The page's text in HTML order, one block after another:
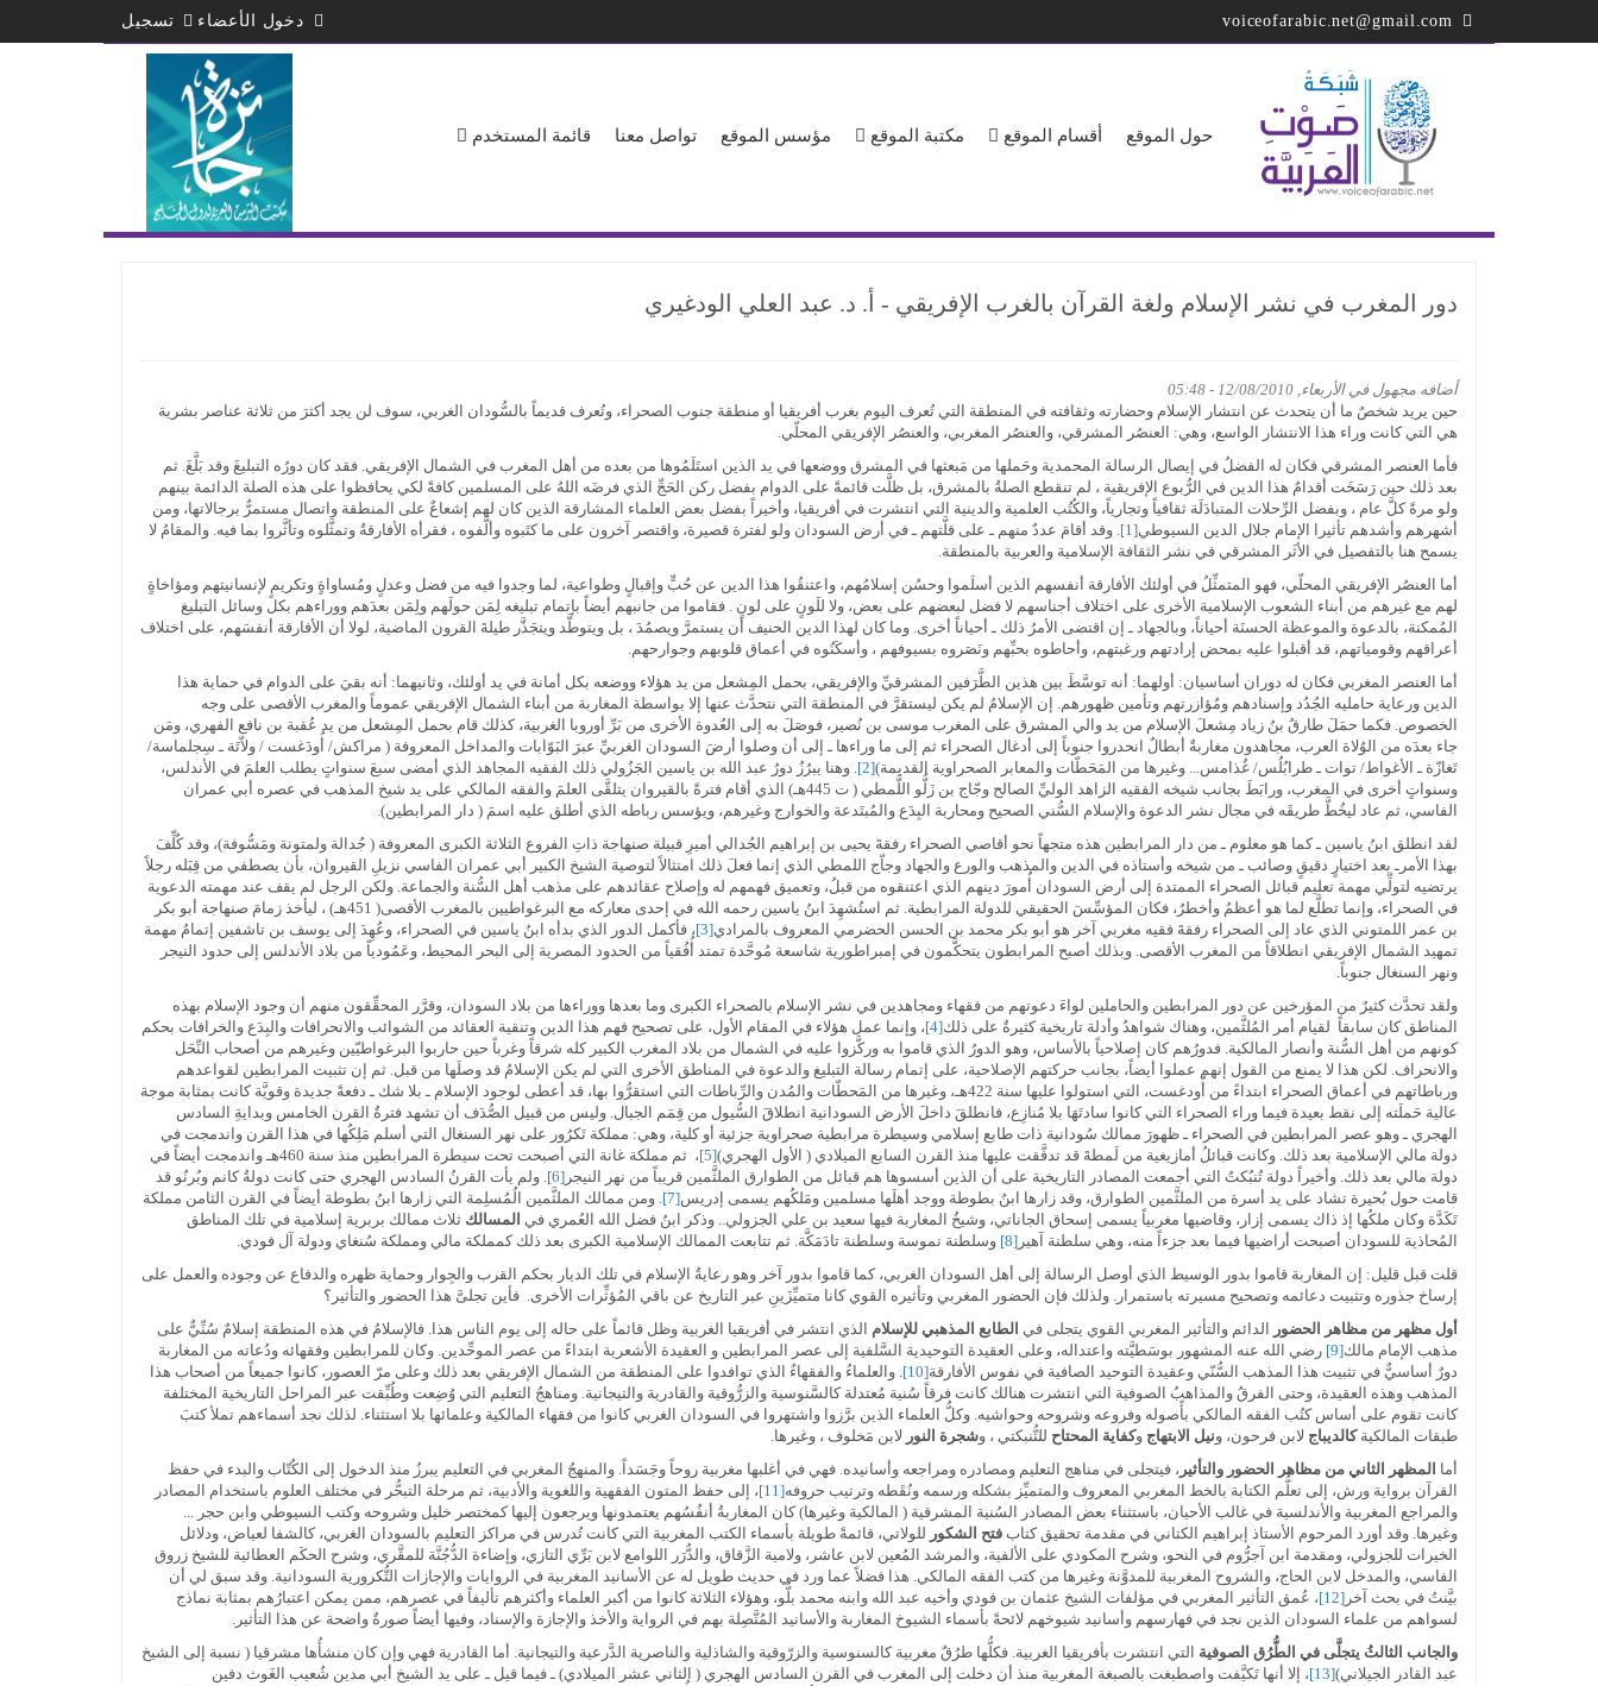
دخول الأعضاء تسجيل
حول الموقع أقسام الموقع مكتبة الموقع مؤسس الموقع تواصل معنا قائمة المستخدم
دور المغرب في نشر الإسلام ولغة القرآن بالغرب الإفريقي - أ. د. عبد العلي الودغيري
أضافه مجهول في الأربعاء, 12/08/2010 - 05:48
حين يريد شخصٌ ما أن يتحدث عن انتشار الإسلام وحضارته وثقافته في المنطقة التي تُعرف اليوم بغرب أفريقيا أو منطقة جنوب الصحراء، وتُعرف قديماً بالسُّودان الغربي، سوف لن يجد أكثرَ من ثلاثة عناصر بشرية
هي التي كانت وراء هذا الانتشار الواسع، وهي: العنصُر المشرقي، والعنصُر المغربي، والعنصُر الإفريقي المحلّي.
فأما العنصر المشرقي فكان له الفضلُ في إيصال الرسالة المحمدية وحَملها من مَبعثها في المشرق ووضعها في يد الذين استَلَمُوها من بعده من أهل المغرب في الشمال الإفريقي. فقد كان دورُه التبليغَ وقد بَلَّغَ. ثم
بعد ذلك حين رَسَخَت أقدامُ هذا الدين في الرُّبوع الإفريقية ، لم تنقطع الصلةُ بالمشرق، بل ظلَّت قائمةً على الدوام بفضل ركن الحَجِّ الذي فرضَه اللهُ على المسلمين كافةً لكي يحافظوا على هذه الصلة الدائمة بينهم
ولو مرةً كلَّ عام ، وبفضل الرِّحلات المتبادَلَة ثقافياً وتجارياً، والكُتُب العلمية والدينية التي انتشرت في أفريقيا، وأخيراً بفضل بعض العلماء المشارقة الذين كان لهم إشعاعٌ على المنطقة واتصال مستمرٌّ برجالاتها، ومن
أشهرهم وأشدهم تأثيرا الإمام جلال الدين السيوطي[1]
. وقد أقامَ عددٌ منهم ـ على قلَّتهم ـ في أرض السودان ولو لفترة قصيرة، واقتصر آخرون على ما كتَبوه وألَّفوه ، فقرأه الأفارقةُ وتمثَّلوه وتأثَّروا بما فيه. والمقامُ لا
يسمح هنا بالتفصيل في الأثَر المشرقي في نشر الثقافة الإسلامية والعربية بالمنطقة.
أما العنصُر الإفريقي المحلّي، فهو المتمثِّلُ في أولئك الأفارقة أنفسهم الذين أسلَموا وحسُن إسلامُهم، واعتنقُوا هذا الدين عن حُبٍّ وإقبالٍ وطواعية، لما وجدوا فيه من فضل وعدلٍ ومُساواةٍ وتكريمٍ لإنسانيتهم ومؤاخاةٍ
لهم مع غيرهم من أبناء الشعوب الإسلامية الأخرى على اختلاف أجناسهم لا فضل لبعضهم على بعض، ولا للَونٍ على لونٍ . فقاموا من جانبهم أيضاً بإتمام تبليغه لِمَن حولَهم ولِمَن بعدَهم ووراءهم بكل وسائل التبليغ
المُمكنة، بالدعوة والموعظة الحسنَة أحياناً، وبالجهاد ـ إن اقتضى الأمرُ ذلك ـ أحياناً أخرى. وما كان لهذا الدين الحنيف أن يستمرَّ ويصمُدَ ، بل ويتوطَّد ويتجَذَّر طيلةَ القرون الماضية، لولا أن الأفارقة أنفسَهم، على اختلاف
أعراقهم وقومياتهم، قد أقبلوا عليه بمحض إرادتهم ورغبتهم، وأحاطوه بحبِّهم ونَصَروه بسيوفهم ، وأسكَنُوه في أعماق قلوبهم وجوارحهم.
أما العنصر المغربي فكان له دوران أساسيان: أولهما: أنه توسَّطَ بين هذين الطَّرَفين المشرقيِّ والإفريقي، بحمل المِشعل من يد هؤلاء ووضعه بكل أمانة في يد أولئك، وثانيهما: أنه بقيَ على الدوام في حماية هذا
الدين ورعاية حامليه الجُدُد وإسنادهم ومُؤازرتهم وتأمين ظهورهم. إن الإسلامُ لم يكن ليستقرَّ في المنطقة التي نتحدَّث عنها إلا بواسطة المغاربة من أبناء الشمال الإفريقي عموماً والمغرب الأقصى على وجه
الخصوص. فكما حمَلَ طارقُ بنُ زياد مِشعلَ الإسلام من يد والي المشرق على المغرب موسى بن نُصير، فوصَلَ به إلى العُدوة الأخرى من بَرِّ أوروبا الغربية، كذلك قام بحمل المِشعل من يد عُقبة بن نافع الفهري، ومَن
جاء بعدَه من الوُلاة العرب، مجاهدون مغاربةٌ أبطالٌ انحدروا جنوباً إلى أدغال الصحراء ثم إلى ما وراءها ـ إلى أن وصلوا أرضَ السودان الغربيِّ عبرَ البَوّابات والمداخل المعروفة ( مراكش/ أُودَغست / ولاّتَة ـ سِجلماسة/
تَغازّة ـ الأغواط/ توات ـ طرابُلُس/ غُذامس... وغيرها من المَحَطّات والمعابر الصحراوية القديمة)[2]
. وهنا يبرُزُ دورُ عبد الله بن ياسين الجَزُولي ذلك الفقيه المجاهد الذي أمضى سبعَ سنواتٍ يطلب العلمَ في الأندلس،
وسنواتٍ أخرى في المغرب، ورابَطَ بجانب شيخه الفقيه الزاهد الوليِّ الصالح وجّاج بن زَلُّو اللَّمطي ( ت 445هـ) الذي أقام فترةً بالقيروان يتلقَّى العلمَ والفقه المالكي على يد شيخ المذهب في عصره أبي عمران
الفاسي، ثم عاد ليخُطَّ طريقَه في مجال نشر الدعوة والإسلام السُّني الصحيح ومحاربة البِدَع والمُبتَدعة والخوارج وغيرهم، ويؤسس رباطه الذي أطلق عليه اسمَ ( دار المرابطين).
لقد انطلق ابنُ ياسين ـ كما هو معلوم ـ من دار المرابطين هذه متجهاً نحو أقاصي الصحراء رفقةَ يحيى بن إبراهيم الجُدالي أميرِ قبيلة صنهاجة ذاتِ الفروع الثلاثة الكبرى المعروفة ( جُدالة ولمتونة ومَسُّوفة)، وقد كُلِّفَ
بهذا الأمرـ بعد اختيارٍ دقيقٍ وصائب ـ من شيخه وأستاذه في الدين والمذهب والورع والجهاد وجاّج اللمطي الذي إنما فعلَ ذلك امتثالاً لتوصية الشيخ الكبير أبي عمران الفاسي نزيلِ القيروان، بأن يصطفي من قِبَله رجلاً
يرتضيه لتولِّي مهمة تعليم قبائل الصحراء الممتدة إلى أرض السودان أُمورَ دينهم الذي اعتنقوه من قبلُ، وتعميق فهمهم له وإصلاح عقائدهم على مذهب أهل السُّنة والجماعة. ولكن الرجل لم يقف عند مهمته الدعوية
في الصحراء، وإنما تطلَّع لما هو أعظمُ وأخطرُ، فكان المؤسِّسَ الحقيقي للدولة المرابطية. ثم استُشهِدَ ابنُ ياسين رحمه الله في إحدى معاركه مع البرغواطيين بالمغرب الأقصى( 451هـ) ، ليأخذ زمامَ صنهاجة أبو بكر
بن عمر اللمتوني الذي عاد إلى الصحراء رفقةَ فقيه مغربي آخر هو أبو بكر محمد بن الحسن الحضرمي المعروف بالمرادي[3]
، فأكمل الدور الذي بدأه ابنُ ياسين في الصحراء، وعُهِدَ إلى يوسف بن تاشفين إتمامُ مهمة
تمهيد الشمال الإفريقي انطلاقاً من المغرب الأقصى. وبذلك أصبح المرابطون يتحكَّمون في إمبراطورية شاسعة مُوحَّدة تمتد أُفُقياً من الحدود المصرية إلى البحر المحيط، وعَمُودياً من بلاد الأندلس إلى حدود النيجر
ونهر السنغال جنوباً.
ولقد تحدَّث كثيرٌ من المؤرخين عن دور المرابطين والحاملين لواءَ دعوتهم من فقهاء ومجاهدين في نشر الإسلام بالصحراء الكبرى وما بعدها ووراءها من بلاد السودان، وقرَّر المحقِّقون منهم أن وجود الإسلام بهذه
المناطق كان سابقاً لقيام أمر المُلثَّمين، وهناك شواهدُ وأدلة تاريخية كثيرةٌ على ذلك[4]
، وإنما عمل هؤلاء في المقام الأول، على تصحيح فهم هذا الدين وتنقية العقائد من الشوائب والانحرافات والبِدَع والخرافات بحكم
كونهم من أهل السُّنة وأنصار المالكية. فدورُهم كان إصلاحياً بالأساس، وهو الدورُ الذي قاموا به وركَّزوا عليه في الشمال من بلاد المغرب الكبير كله شرقاً وغرباً حين حاربوا البرغواطيّين وغيرهم من أصحاب النِّحَل
والانحراف. لكن هذا لا يمنع من القول إنهم عملوا أيضاً، بجانب حركتهم الإصلاحية، على إتمام رسالة التبليغ والدعوة في المناطق الأخرى التي لم يكن الإسلامُ قد وصلَها من قبل. ثم إن تثبيت المرابطين لقواعدهم
ورباطاتهم في أعماق الصحراء ابتداءً من أُودغست، التي استولوا عليها سنة 422هـ، وغيرها من المَحطّات والمُدن والرِّباطات التي استقرُّوا بها، قد أعطى لوجود الإسلام ـ بلا شك ـ دفعةً جديدة وقويَّة كانت بمثابة موجة
عالية حَملَته إلى نقط بعيدة فيما وراء الصحراء التي كانوا سادتَهَا بلا مُنازِع، فانطلقَ داخلَ الأرض السودانية انطلاقَ السُّيول من قِمَم الجبال. وليس من قبيل الصُّدَف أن تشهد فترةُ القرن الخامس وبدايةِ السادس
الهجري ـ وهو عصر المرابطين في الصحراء ـ ظهورَ ممالك سُودانية ذات طابع إسلامي وسيطرة مرابطية صحراوية جزئية أو كلية، وهي: مملكة تَكرُور على نهر السنغال التي أسلم مَلِكُها في هذا القرن واندمجت في
دولة مالي الإسلامية بعد ذلك. وكانت قبائلُ أمازيغية من لَمطةَ قد تدفَّقت عليها منذ القرن السابع الميلادي ( الأول الهجري)[5]
، ثم مملكة غانة التي أصبحت تحت سيطرة المرابطين منذ سنة 460هـ واندمجت أيضاً في
دولة مالي بعد ذلك. وأخيراً دولة تُنبُكتُ التي أجمعت المصادر التاريخية على أن الذين أسسوها هم قبائل من الطوارق الملثَّمين قريباً من نهر النيجر [6]
. ولم يأت القرنُ السادس الهجري حتى كانت دولةُ كانم وبُرنُو قد
قامت حول بُحيرة تشاد على يد أسرة من الملثَّمين الطوارق، وقد زارها ابنُ بطوطة ووجد أهلَها مسلمين ومَلكُهم يسمى إدريس[7]
. ومن ممالك الملثَّمين الُمُسلِمة التي زارها ابنُ بطوطة أيضاً في القرن الثامن مملكة
تَكَدَّة وكان ملكُها إذ ذاك يسمى إزار، وقاضيها مغربياً يسمى إسحاق الجاناتي، وشيخُ المغاربة فيها سعيد بن علي الجزولي.. وذكر ابنُ فضل الله العُمري في المسالك ثلاث ممالك بربرية إسلامية في تلك المناطق
المُحاذية للسودان أصبحت أراضيها فيما بعد جزءاً منه، وهي سلطنة آهير [8]
وسلطنة نموسة وسلطنة تادَمَكَّة. ثم تتابعت الممالك الإسلامية الكبرى بعد ذلك كمملكة مالي ومملكة سُنغاي ودولة آل فودي.
قلت قبل قليل: إن المغاربة قاموا بدور الوسيط الذي أوصل الرسالة إلى أهل السودان الغربي، كما قاموا بدور آخر وهو رعايةُ الإسلام في تلك الديار بحكم القرب والجِوار وحماية ظهره والدفاع عن وجوده والعمل على
إرساخ جذوره وتثبيت دعائمه وتصحيح مسيرته باستمرار. ولذلك فإن الحضور المغربي وتأثيره القوي كانا متميِّزَينِ عبر التاريخ عن باقي المُؤثِّرات الأخرى. فأين تجلىَّ هذا الحضور والتأثير؟
أول مظهر من مظاهر الحضور
الدائم والتأثير المغربي القوي يتجلى في الطابع المذهبي للإسلام الذي انتشر في أفريقيا الغربية وظل قائماً على حاله إلى يوم الناس هذا. فالإسلامُ في هذه المنطقة إسلامٌ سُنِّيٌّ على
مذهب الإمام مالك[9]
رضي الله عنه المشهور بوسَطيَّته واعتداله، وعلى العقيدة التوحيدية السَّلفية إلى عصر المرابطين و العقيدة الأشعرية ابتداءً من عصر الموحِّدين. وكان للمرابطين وفقهائه ودُعاته من المغاربة
دورٌ أساسيٌّ في تثبيت هذا المذهب السُّنّي وعقيدة التوحيد الصافية في نفوس الأفارقة[10]
. والعلماءُ والفقهاءُ الذي توافدوا على المنطقة من الشمال الإفريقي بعد ذلك وعلى مرّ العصور، كانوا جميعاً من أصحاب هذا
المذهب وهذه العقيدة، وحتى الفرقُ والمذاهبُ الصوفية التي انتشرت هنالك كانت فرقاً سُنية مُعتدلة كالسَّنوسية والزرُّوقية والقادرية والتيجانية. ومناهجُ التعليم التي وُضِعت وطُبِّقت عبر المراحل التاريخية المختلفة
كانت تقوم على أساس كتُب الفقه المالكي بأًصوله وفروعه وشروحه وحواشيه. وكلُّ العلماء الذين برَّزوا واشتهروا في السودان الغربي كانوا من فقهاء المالكية وعلمائها بلا استثناء. لذلك نجد أسماءهم تملأ كتبَ
طبقات المالكيةكالديباج لابن فرحون، ونيل الابتهاج وكفاية المحتاح للتُّنبكتي ، وشجرة النور لابن مَخلوف ، وغيرها.
أما المظهر الثاني من مظاهر الحضور والتأثير ، فيتجلى في مناهج التعليم ومصادره ومراجعه وأسانيده. فهي في أغلبها مغربية روحاً وجَسَداً. والمنهجُ المغربي في التعليم يبرزُ منذ الدخول إلى الكُتّاب والبدء في حفظ
القرآن برواية ورش، إلى تعلُّم الكتابة بالخط المغربي المعروف والمتميِّز بشكله ورسمه ونُقَطه وترتيب حروفه[11]
، إلى حفظ المتون الفقهية واللغوية والأدبية، ثم مرحلة التبحُّر في مختلف العلوم باستخدام المصادر
والمراجع المغربية والأندلسية في غالب الأحيان، باستثناء بعض المصادر السُنية المشرقية ( المالكية وغيرها) كان المغاربةُ أنفُسُهم يعتمدونها ويرجعون إليها كمختصر خليل وشروحه وكتب السيوطي وابن حجر ...
وغيرها. وقد أورد المرحوم الأستاذ إبراهيم الكتاني في مقدمة تحقيق كتاب فتح الشكور للولاتي، قائمةً طويلة بأسماء الكتب المغربية التي كانت تُدرس في مراكز التعليم بالسودان الغربي، كالشفا لعياض، ودلائل
الخيرات للجزولي، ومقدمة ابن آجرُّوم في النحو، وشرح المكودي على الألفية، والمرشد المُعين لابن عاشر، ولامية الزَّقاق، والدُّرَر اللوامع لابن بَرِّي التازي، وإضاءة الدُّجُنَّة للمقَّري، وشرح الحكَم العطائية للشيخ زروق
الفاسي، والمدخل لابن الحاج، والشروح المغربية للمدوَّنة وغيرها من كتب الفقه المالكي. هذا فضلاً عما ورد في حديث طويل له عن الأسانيد المغربية في الروايات والإجازات التُّكرورية السودانية. وقد سبق لي أن
بيَّنتُ في بحث آخر [12]
، عُمق التأثير المغربي في مؤلفات الشيخ عثمان بن فودي وأخيه عبد الله وابنه محمد بلُّو، وهؤلاء الثلاثة كانوا من أكبر العلماء وأكثرهم تأليفاً في عصرهم، ممن يمكن اعتبارُهم بمثابة نماذج
لسواهم من علماء السودان الذين نجد في فهارسهم وأسانيد شيوخهم لائحةً بأسماء الشيوخ المغاربة والأسانيد المُتَّصِلة بهم في الرواية والأخذ والإجازة والإسناد، وفيها أيضاً صورةٌ واضحة عن هذا التأثير.
والجانب الثالثُ يتجلَّى في الطُّرُق الصوفية التي انتشرت بأفريقيا الغربية. فكلُّها طرُقٌ مغربية كالسنوسية والزرّوقية والشاذلية والناصرية الدَّرعية والتيجانية. أما القادرية فهي وإن كان منشأُها مشرقيا ( نسبة إلى الشيخ
عبد القادر الجيلاني)[13]
، إلا أنها تَكيَّفت واصطبغت بالصبغة المغربية منذ أن دخلت إلى المغرب في القرن السادس الهجري ( الثاني عشر الميلادي) ـ فيما قيل ـ على يد الشيخ أبي مدين شُعيب الغَوث دفين